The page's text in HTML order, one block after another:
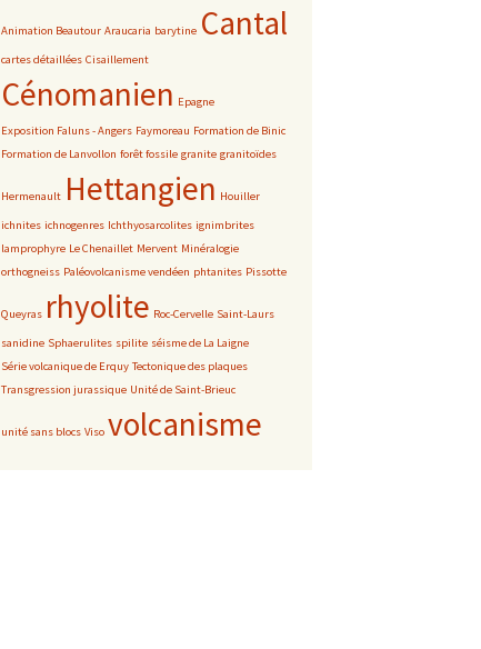
Animation Beautour Araucaria barytine Cantal
cartes détaillées Cisaillement
Cénomanien Epagne
Exposition Faluns - Angers Faymoreau Formation de Binic
Formation de Lanvollon forêt fossile granite granitoïdes
Hermenault Hettangien Houiller
ichnites ichnogenres Ichthyosarcolites ignimbrites
lamprophyre Le Chenaillet Mervent Minéralogie
orthogneiss Paléovolcanisme vendéen phtanites Pissotte
Queyras rhyolite Roc-Cervelle Saint-Laurs
sanidine Sphaerulites spilite séisme de La Laigne
Série volcanique de Erquy Tectonique des plaques
Transgression jurassique Unité de Saint-Brieuc
unité sans blocs Viso volcanisme